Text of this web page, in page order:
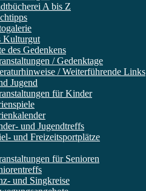
A bis Z
Kulturgut
des Gedenkens
/ Gedenktage
/ Weiterführende Links
Jugend
für Kinder
und Jugendtreffs
und Freizeitsportplätze
für Senioren
und Singkreise